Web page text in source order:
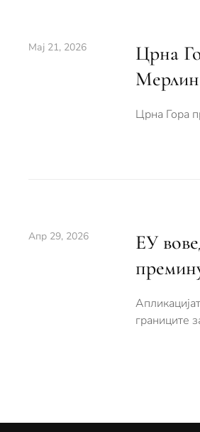
Мај 21, 2026
Црна
Црна Гора
Апр 29, 2026
ЕУ
границите